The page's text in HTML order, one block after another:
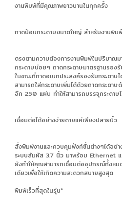
งานพิมพ์ที่มีคุณภาพยาวนานในทุกครั้ง
ถาดป้อนกระดาษขนาดใหญ่ สำหรับงานพิม
ตรงตามความต้องการงานพิมพ์ในปริมาณม
กระดาษบ่อยๆ ถาดกระดาษมาตรฐานรอ
ในขณะที่ถาดอเนกประสงค์รองรับกระดา
สามารถใส่กระดาษเพิ่มได้ด้วยถาดกระดาษ
อีก 250 แผ่น ทำให้สามารถบรรจุกระดา
เชื่อมต่อได้อย่างง่ายดายแค่เพียงปลายนิ้ว
สั่งพิมพ์งานและควบคุมฟังก์ชั่นต่างๆได้อย่
ระบบสัมผัส 3.7 นิ้ว มาพร้อม Ethernet แ
ยังทำให้คุณสามารถเชื่อมต่ออุปกรณ์ทั้งหม
เดียวเพื่อให้เกิดความสะดวกสบายสูงสุด
พิมพ์เร็วที่สุดในรุ่น*